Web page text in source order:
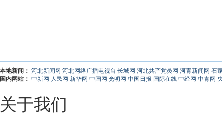
本地新闻： 河北新闻网 河北网络广播电视台 长城网 河北共产党员网 河青新闻网 石
国内网站： 中新网 人民网 新华网 中国网 光明网 中国日报 国际在线 中经网 中青网
关于我们